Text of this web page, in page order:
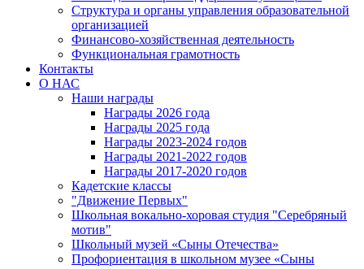
Структура и органы управления образовательной
организацией
Финансово-хозяйственная деятельность
Функциональная грамотность
Контакты
О НАС
Наши награды
Награды 2026 года
Награды 2025 года
Награды 2023-2024 годов
Награды 2021-2022 годов
Награды 2017-2020 годов
Кадетские классы
"Движение Первых"
Школьная вокально-хоровая студия "Серебряный
мотив"
Школьный музей «Сыны Отечества»
Профориентация в школьном музее «Сыны